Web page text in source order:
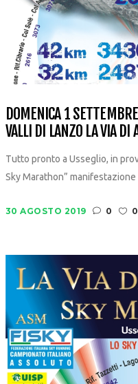
DOMENICA 1
VALLI DI LANZO LA VIA DI
Tutto pronto a Usseglio, in
Sky Marathon”
30 AGOSTO 2019 0 0